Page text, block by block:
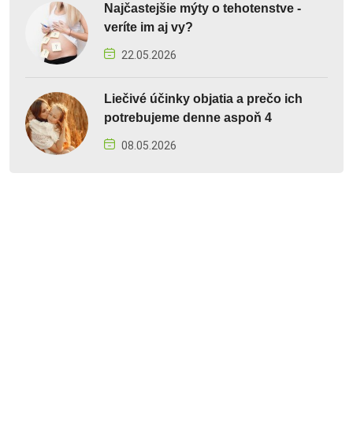
Najčastejšie mýty o tehotenstve -
veríte im aj vy?
22.05.2026
Liečivé účinky objatia a prečo ich
potrebujeme denne aspoň 4
08.05.2026